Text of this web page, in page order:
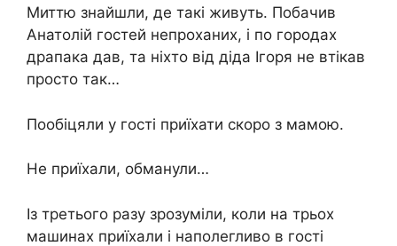
Миттю знайшли, де такі живуть. Побачив
Анатолій гостей непроханих, і по городах
драпака дав, та ніхто від діда Ігоря не втікав
просто так…
Пообіцяли у гості приїхати скоро з мамою.
Не приїхали, обманули…
Із третього разу зрозуміли, коли на трьох
машинах приїхали і наполегливо в гості